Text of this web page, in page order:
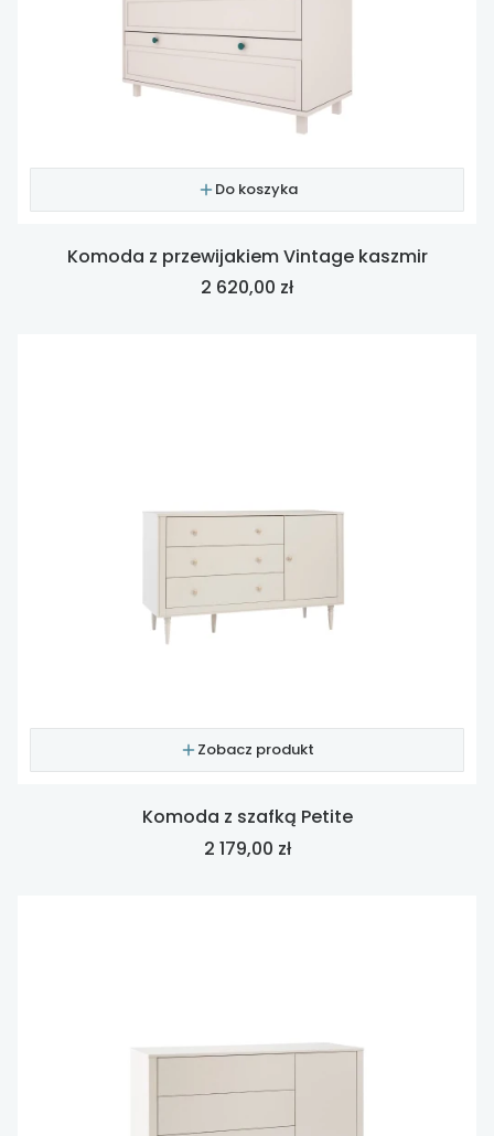
Do koszyka
Komoda z przewijakiem Vintage kaszmir
Cena
2 620,00 zł
Zobacz produkt
Komoda z szafką Petite
Cena
2 179,00 zł